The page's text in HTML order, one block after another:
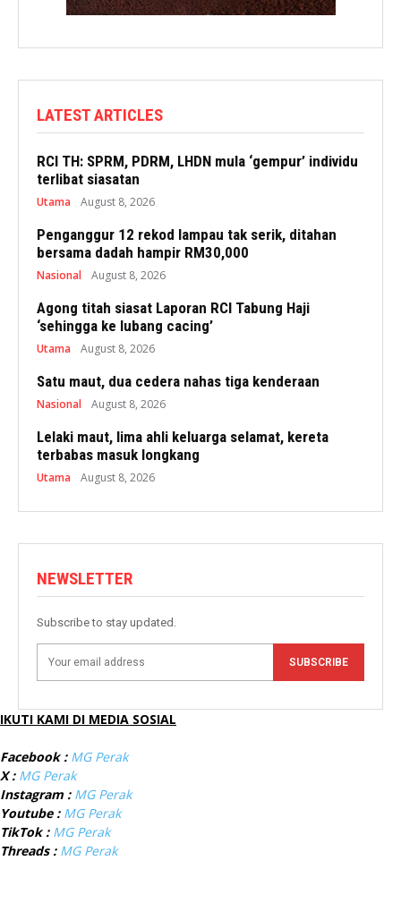
LATEST ARTICLES
RCI TH: SPRM, PDRM, LHDN mula ‘gempur’ individu
terlibat siasatan
Utama August 8, 2026
Penganggur 12 rekod lampau tak serik, ditahan
bersama dadah hampir RM30,000
Nasional August 8, 2026
Agong titah siasat Laporan RCI Tabung Haji
‘sehingga ke lubang cacing’
Utama August 8, 2026
Satu maut, dua cedera nahas tiga kenderaan
Nasional August 8, 2026
Lelaki maut, lima ahli keluarga selamat, kereta
terbabas masuk longkang
Utama August 8, 2026
NEWSLETTER
Subscribe to stay updated.
SUBSCRIBE
IKUTI KAMI DI MEDIA SOSIAL
Facebook : MG Perak
X : MG Perak
Instagram : MG Perak
Youtube : MG Perak
TikTok : MG Perak
Threads : MG Perak